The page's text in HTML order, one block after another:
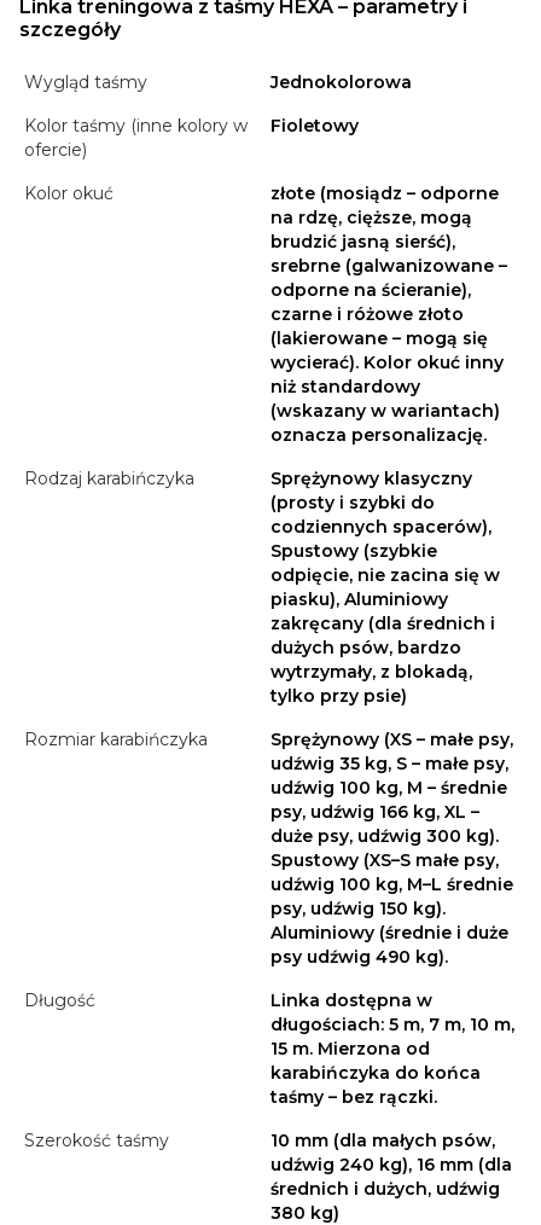
Linka treningowa z taśmy HEXA – parametry i
szczegóły
Wygląd taśmy
Jednokolorowa
Kolor taśmy (inne kolory w
ofercie)
Fioletowy
Kolor okuć
złote (mosiądz – odporne
na rdzę, cięższe, mogą
brudzić jasną sierść),
srebrne (galwanizowane –
odporne na ścieranie),
czarne i różowe złoto
(lakierowane – mogą się
wycierać). Kolor okuć inny
niż standardowy
(wskazany w wariantach)
oznacza personalizację.
Rodzaj karabińczyka
Sprężynowy klasyczny
(prosty i szybki do
codziennych spacerów),
Spustowy (szybkie
odpięcie, nie zacina się w
piasku), Aluminiowy
zakręcany (dla średnich i
dużych psów, bardzo
wytrzymały, z blokadą,
tylko przy psie)
Rozmiar karabińczyka
Sprężynowy (XS – małe psy,
udźwig 35 kg, S – małe psy,
udźwig 100 kg, M – średnie
psy, udźwig 166 kg, XL –
duże psy, udźwig 300 kg).
Spustowy (XS–S małe psy,
udźwig 100 kg, M–L średnie
psy, udźwig 150 kg).
Aluminiowy (średnie i duże
psy udźwig 490 kg).
Długość
Linka dostępna w
długościach: 5 m, 7 m, 10 m,
15 m. Mierzona od
karabińczyka do końca
taśmy – bez rączki.
Szerokość taśmy
10 mm (dla małych psów,
udźwig 240 kg), 16 mm (dla
średnich i dużych, udźwig
380 kg)